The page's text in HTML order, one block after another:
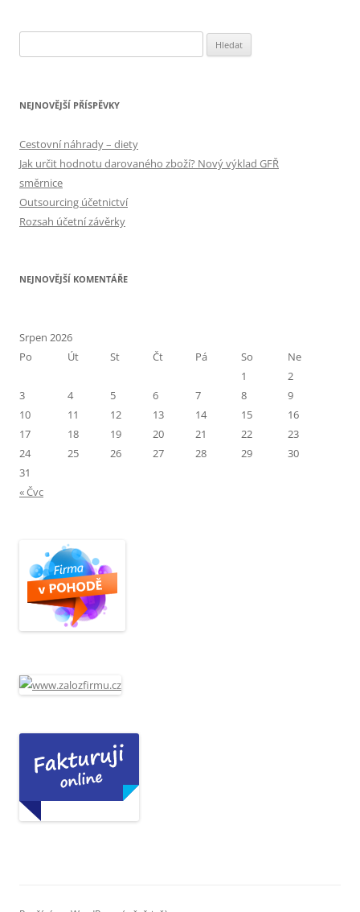
NEJNOVĚJŠÍ PŘÍSPĚVKY
Cestovní náhrady – diety
Jak určit hodnotu darovaného zboží? Nový výklad GFŘ
směrnice
Outsourcing účetnictví
Rozsah účetní závěrky
NEJNOVĚJŠÍ KOMENTÁŘE
Srpen 2026
Po
Út St Čt Pá So
Ne
1
2
3
4 5 6 7 8
9
10
11 12 13 14 15
16
17
18 19 20 21 22
23
24
25 26 27 28 29
30
31
« Čvc